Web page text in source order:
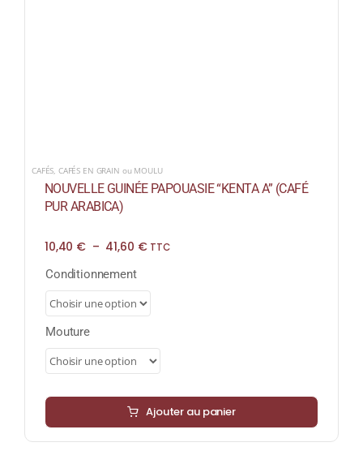
CAFÉS, CAFÉS EN GRAIN ou MOULU
NOUVELLE GUINÉE PAPOUASIE “KENTA A” (CAFÉ
PUR ARABICA)
10,40 € – 41,60 €Plage
à
TTC
Conditionnement
Mouture
Ajouter au panier